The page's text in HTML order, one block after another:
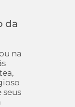
da
na
seus